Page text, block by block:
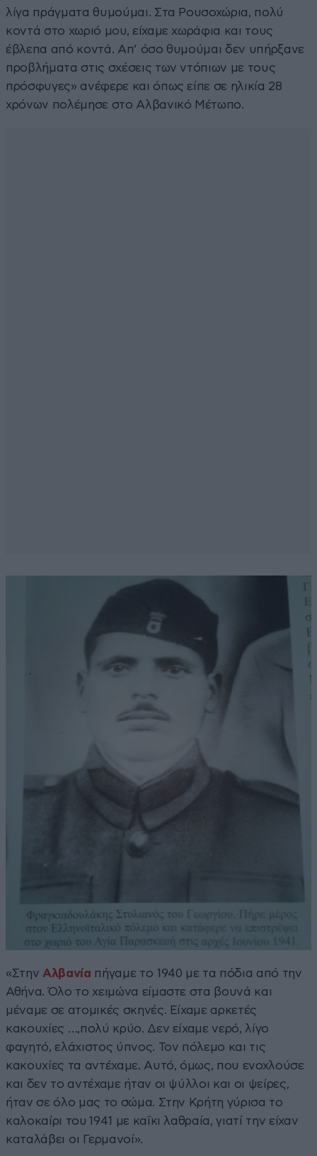
λίγα πράγματα θυμούμαι. Στα Ρουσοχώρια, πολύ
κοντά στο χωριό μου, είχαμε χωράφια και τους
έβλεπα από κοντά. Απ’ όσο θυμούμαι δεν υπήρξανε
προβλήματα στις σχέσεις των ντόπιων με τους
πρόσφυγες» ανέφερε και όπως είπε σε ηλικία 28
χρόνων πολέμησε στο Αλβανικό Μέτωπο.
«Στην Αλβανία πήγαμε το 1940 με τα πόδια από την
Αθήνα. Όλο το χειμώνα είμαστε στα βουνά και
μέναμε σε ατομικές σκηνές. Είχαμε αρκετές
κακουχίες …,πολύ κρύο. Δεν είχαμε νερό, λίγο
φαγητό, ελάχιστος ύπνος. Τον πόλεμο και τις
κακουχίες τα αντέχαμε. Αυτό, όμως, που ενοχλούσε
και δεν το αντέχαμε ήταν οι ψύλλοι και οι ψείρες,
ήταν σε όλο μας το σώμα. Στην Κρήτη γύρισα το
καλοκαίρι του 1941 με καΐκι λαθραία, γιατί την είχαν
καταλάβει οι Γερμανοί».